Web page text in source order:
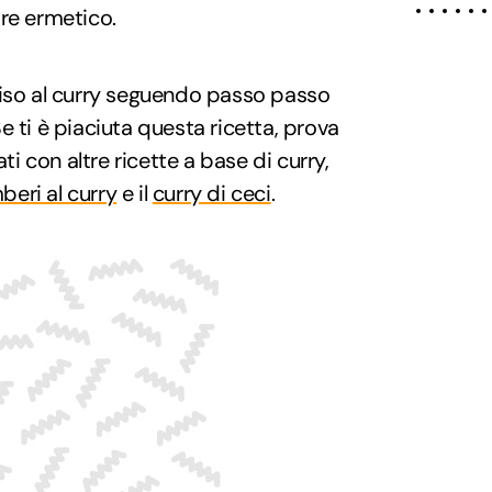
ermetico.
al curry seguendo passo passo
ti è piaciuta questa ricetta, prova
con altre ricette a base di curry,
al currye il curry di ceci.